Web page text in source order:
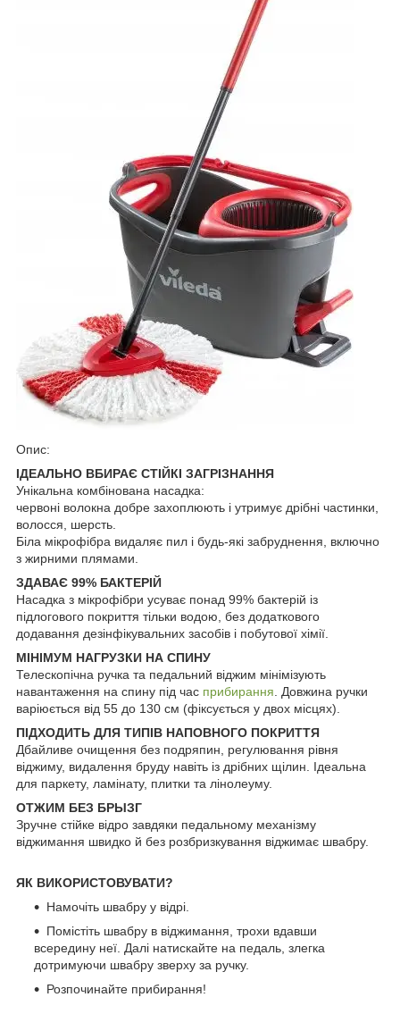
Опис:
ІДЕАЛЬНО ВБИРАЄ СТІЙКІ ЗАГРІЗНАННЯ
Унікальна комбінована насадка:
червоні волокна добре захоплюють і утримує дрібні частинки,
волосся, шерсть.
Біла мікрофібра видаляє пил і будь-які забруднення, включно
з жирними плямами.
ЗДАВАЄ 99% БАКТЕРІЙ
Насадка з мікрофібри усуває понад 99% бактерій із
підлогового покриття тільки водою, без додаткового
додавання дезінфікувальних засобів і побутової хімії.
МІНІМУМ НАГРУЗКИ НА СПИНУ
Телескопічна ручка та педальний віджим мінімізують
навантаження на спину під час прибирання. Довжина ручки
варіюється від 55 до 130 см (фіксується у двох місцях).
ПІДХОДИТЬ ДЛЯ ТИПІВ НАПОВНОГО ПОКРИТТЯ
Дбайливе очищення без подряпин, регулювання рівня
віджиму, видалення бруду навіть із дрібних щілин. Ідеальна
для паркету, ламінату, плитки та лінолеуму.
ОТЖИМ БЕЗ БРЫЗГ
Зручне стійке відро завдяки педальному механізму
віджимання швидко й без розбризкування віджимає швабру.
ЯК ВИКОРИСТОВУВАТИ?
Намочіть швабру у відрі.
Помістіть швабру в віджимання, трохи вдавши
всередину неї. Далі натискайте на педаль, злегка
дотримуючи швабру зверху за ручку.
Розпочинайте прибирання!